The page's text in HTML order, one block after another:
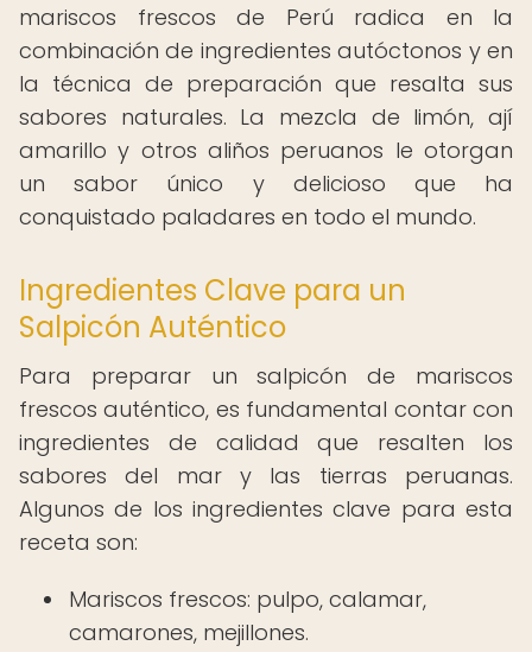
mariscos frescos de Perú radica en la
combinación de ingredientes autóctonos y en
la técnica de preparación que resalta sus
sabores naturales. La mezcla de limón, ají
amarillo y otros aliños peruanos le otorgan
un sabor único y delicioso que ha
conquistado paladares en todo el mundo.
Ingredientes Clave para un
Salpicón Auténtico
Para preparar un salpicón de mariscos
frescos auténtico, es fundamental contar con
ingredientes de calidad que resalten los
sabores del mar y las tierras peruanas.
Algunos de los ingredientes clave para esta
receta son:
Mariscos frescos: pulpo, calamar,
camarones, mejillones.